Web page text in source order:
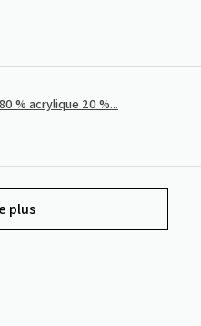
% acrylique 20 %...
plus